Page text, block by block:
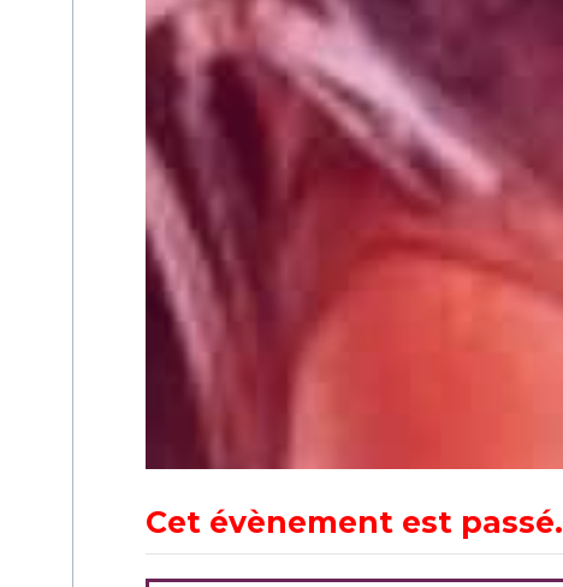
Cet évènement est passé.